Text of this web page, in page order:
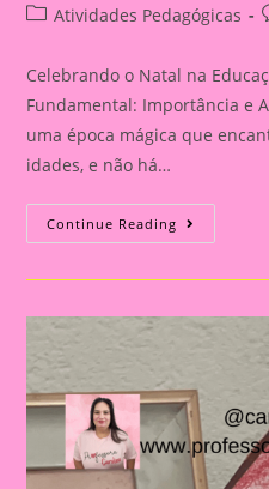
author:
PostAtividades Pedagógicas
Celebrando o Natal na
Fundamental: Importância e
uma época mágica que
idades, e não há…
Continue Reading Atividade
De
Árvore
Infantil
E
No
Ensino